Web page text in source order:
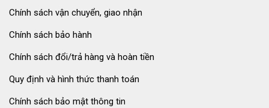
Chính sách vận chuyển, giao nhận
Chính sách bảo hành
Chính sách đổi/trả hàng và hoàn tiền
Quy định và hình thức thanh toán
Chính sách bảo mật thông tin